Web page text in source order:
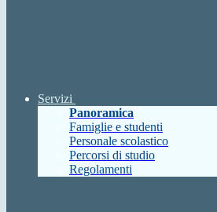
Servizi
Panoramica
Famiglie e studenti
Personale scolastico
Percorsi di studio
Regolamenti